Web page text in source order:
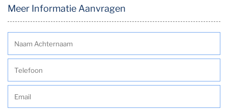
Meer Informatie Aanvragen